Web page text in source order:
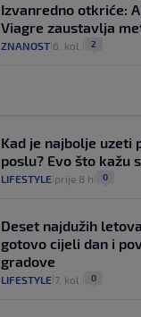
Izvanredno otkriće:
Viagre zaustavlja
ZNANOST 6. kol. 2
Kad je najbolje uzeti
poslu? Evo što kažu
LIFESTYLE prije 8 h 0
Deset najdužih
gotovo cijeli dan i
gradove
LIFESTYLE 7. kol. 0